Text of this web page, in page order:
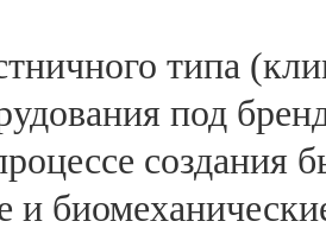
типа
под
создания
и